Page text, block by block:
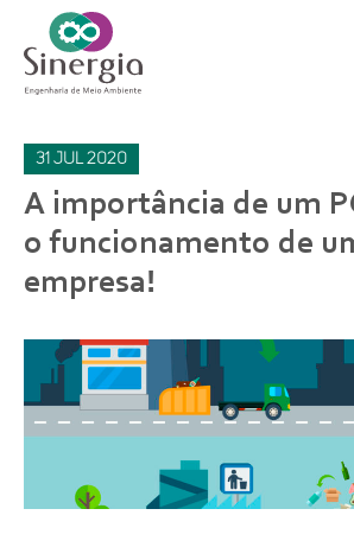
31 jul2020
A importância de um
o funcionamento de
empresa!